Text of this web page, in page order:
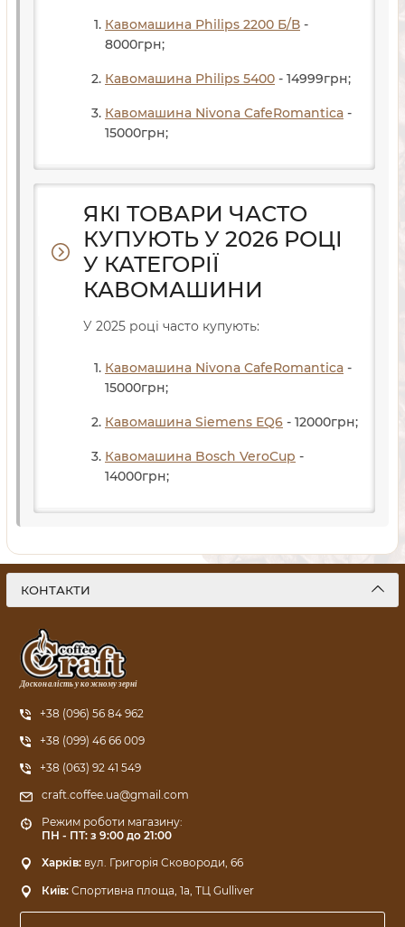
Кавомашина Philips 2200 Б/В -
8000грн;
Кавомашина Philips 5400 - 14999грн;
Кавомашина Nivona CafeRomantica -
15000грн;
ЯКІ ТОВАРИ ЧАСТО
КУПУЮТЬ У 2026 РОЦІ
У КАТЕГОРІЇ
КАВОМАШИНИ
У 2025 році часто купують:
Кавомашина Nivona CafeRomantica -
15000грн;
Кавомашина Siemens EQ6 - 12000грн;
Кавомашина Bosch VeroCup -
14000грн;
КОНТАКТИ
Досконалість у кожному зерні
+38 (096) 56 84 962
+38 (099) 46 66 009
+38 (063) 92 41 549
craft.coffee.ua@gmail.com
Режим роботи магазину:
ПН - ПТ: з 9:00 до 21:00
Харків: вул. Григорія Сковороди, 66
Київ: Спортивна площа, 1a, ТЦ Gulliver